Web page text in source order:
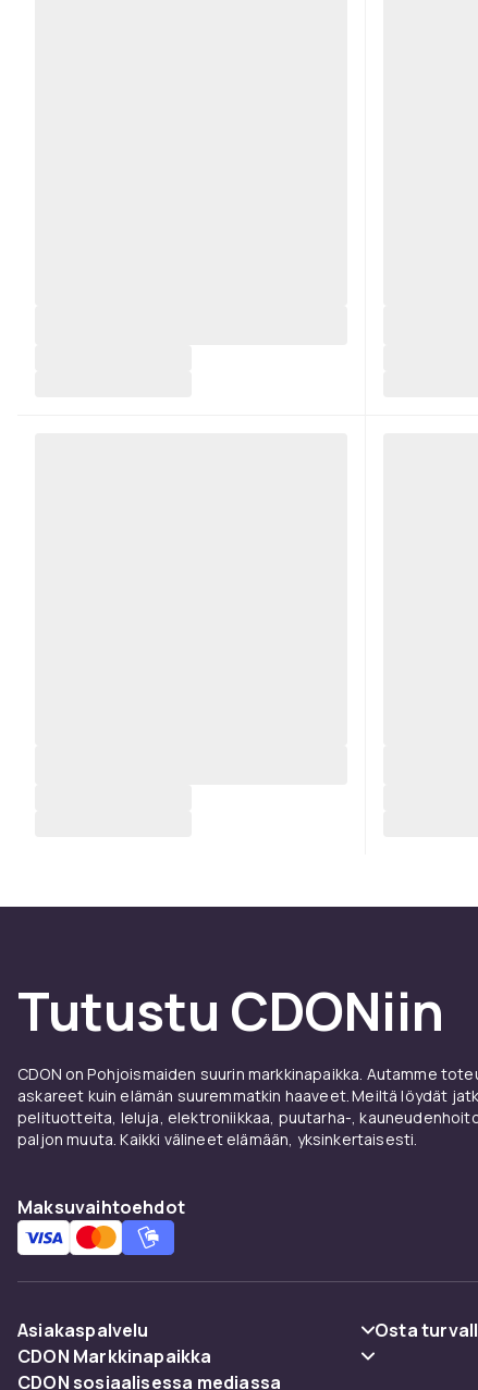
Tutustu CDONiin
CDON on Pohjoismaiden suurin markkinapaikka. Autamme
askareet kuin elämän suuremmatkin haaveet. Meiltä löydät
pelituotteita, leluja, elektroniikkaa, puutarha-,
paljon muuta. Kaikki välineet elämään, yksinkertaisesti.
Maksuvaihtoehdot
Asiakaspalvelu
Usein kysyttyä (UKK)
Osta
CDON Markkinapaikka
CDON sosiaalisessa mediassa